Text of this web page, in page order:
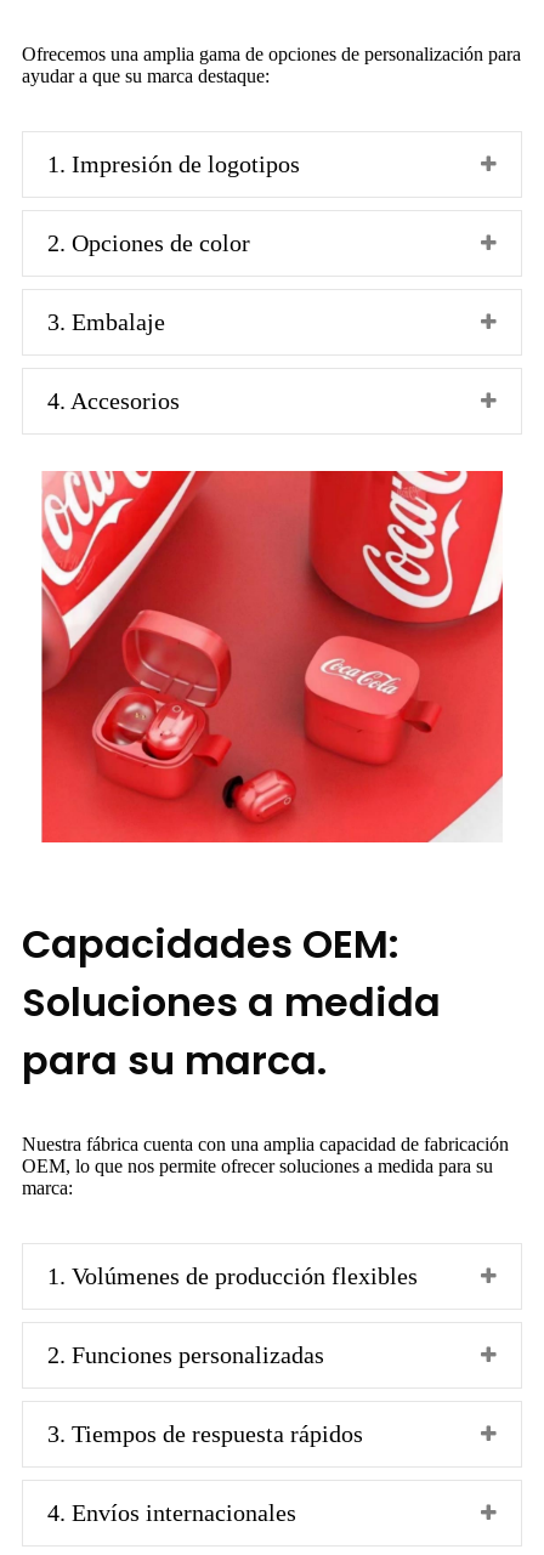
Ofrecemos una amplia gama de opciones de personalización para
ayudar a que su marca destaque:
1. Impresión de logotipos
2. Opciones de color
3. Embalaje
4. Accesorios
Capacidades OEM:
Soluciones a medida
para su marca.
Nuestra fábrica cuenta con una amplia capacidad de fabricación
OEM, lo que nos permite ofrecer soluciones a medida para su
marca:
1. Volúmenes de producción flexibles
2. Funciones personalizadas
3. Tiempos de respuesta rápidos
4. Envíos internacionales